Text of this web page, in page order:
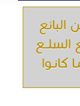
البائع
كانـوا